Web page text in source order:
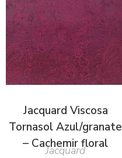
Jacquard Viscosa
Tornasol Azul/granate
– Cachemir floral
Jacquard